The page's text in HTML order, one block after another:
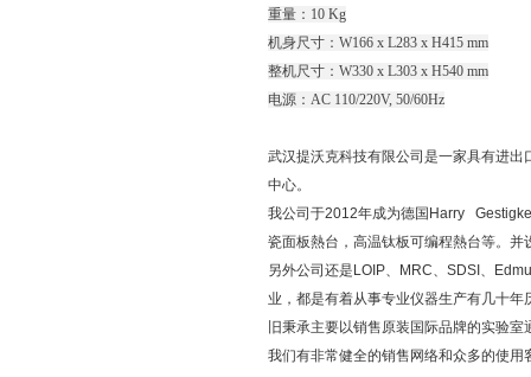
重量：10 Kg
机身尺寸：W166 x L283 x H415 mm
整机尺寸：W330 x L303 x H540 mm
电源：AC 110/220V, 50/60Hz
武汉提沃克科技有限公司是一家具有进
中心。
我公司于2012年成为德国Harry
瓷面板熱台，高温钛板可编程熱台等。
另外公司还是LOIP、MRC、SDSI、
业，都是有着从事专业仪器生产有几十
旧秉承主要以销售原装国际品牌的实验
我们有非常健全的销售网络和众多的使